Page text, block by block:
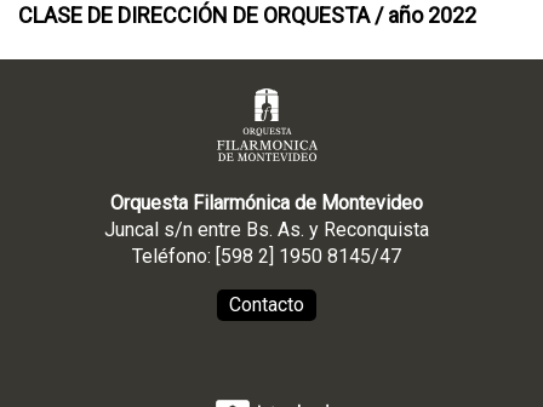
CLASE DE DIRECCIÓN DE ORQUESTA / año 2022
Orquesta Filarmónica de Montevideo
Juncal s/n entre Bs. As. y Reconquista
Teléfono: [598 2] 1950 8145/47
Contacto